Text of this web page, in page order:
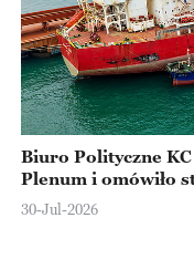
Biuro Polityczne KC
Plenum i omówiło
30-Jul-2026